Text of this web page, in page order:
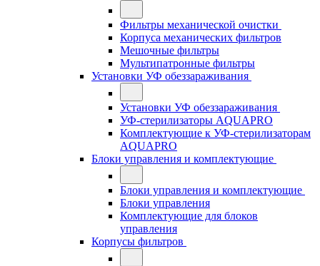
Фильтры механической очистки
Корпуса механических фильтров
Мешочные фильтры
Мультипатронные фильтры
Установки УФ обеззараживания
Установки УФ обеззараживания
УФ-стерилизаторы AQUAPRO
Комплектующие к УФ-стерилизаторам
AQUAPRO
Блоки управления и комплектующие
Блоки управления и комплектующие
Блоки управления
Комплектующие для блоков
управления
Корпусы фильтров